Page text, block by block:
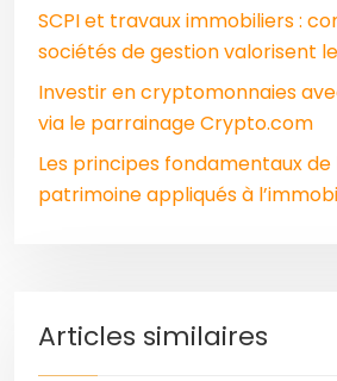
SCPI et travaux immobiliers :
sociétés de gestion valorisent
Investir en cryptomonnaies
via le parrainage Crypto.com
Les principes fondamentaux
patrimoine appliqués à
Articles similaires